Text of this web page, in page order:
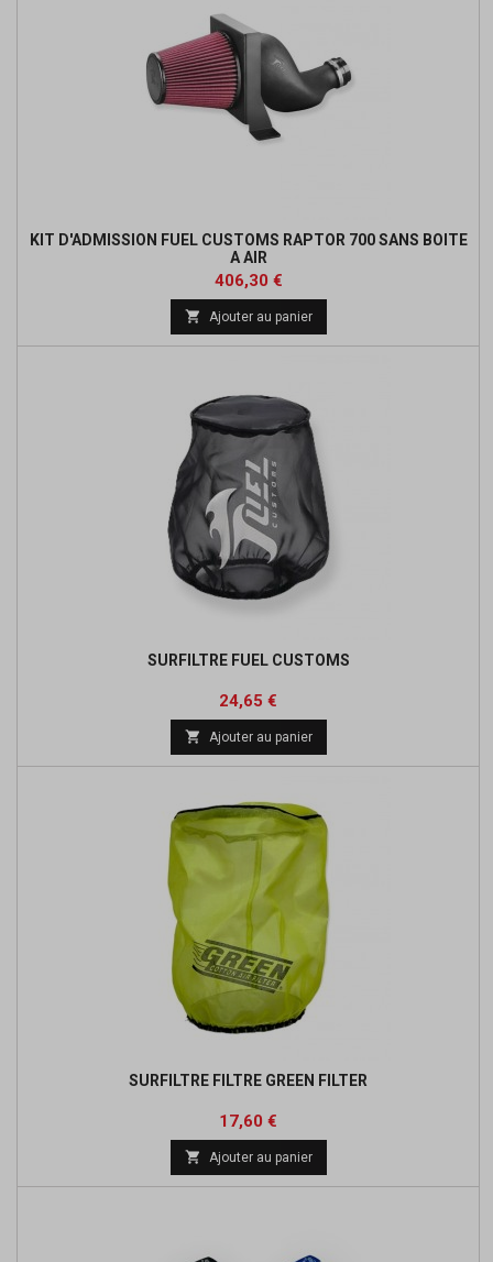
KIT D'ADMISSION FUEL CUSTOMS RAPTOR 700 SANS BOITE
A AIR
Prix
406,30 €Prix
de
base
 Ajouter au panier
SURFILTRE FUEL CUSTOMS
Prix
24,65 €
base
 Ajouter au panier
SURFILTRE FILTRE GREEN FILTER
Prix
17,60 €
base
 Ajouter au panier